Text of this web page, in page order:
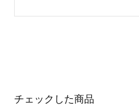
チェックした商品